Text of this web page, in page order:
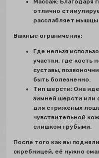
Массаж: Благодаря
отлично
расслабляет
Важные ограничения:
Где нельзя
участки, где кость
суставы,
быть болезненно.
Тип шерсти: Она
зимней шерсти или
для стриженых
чувствительной
слишком грубыми.
После того как вы
скребницей, её нужно